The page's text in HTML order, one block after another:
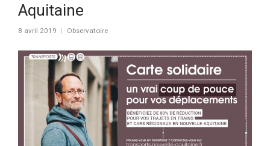
Aquitaine
8 avril 2019 Observatoire